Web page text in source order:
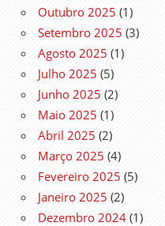
Outubro 2025 (1)
Setembro 2025 (3)
Agosto 2025 (1)
Julho 2025 (5)
Junho 2025 (2)
Maio 2025 (1)
Abril 2025 (2)
Março 2025 (4)
Fevereiro 2025 (5)
Janeiro 2025 (2)
Dezembro 2024 (1)